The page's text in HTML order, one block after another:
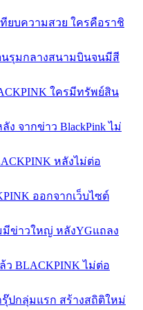
ทียบความสวย ใครคือราชิ
นรุมกลางสนามบินจนมีสี
ใครมีทรัพย์สิน
ง จากข่าว BlackPink ไม่
หลังไม่ต่อ
ออกจากเว็บไซต์
มีข่าวใหญ่ หลังYGแถลง
ล้ว BLACKPINK ไม่ต่อ
ปกลุ่มแรก สร้างสถิติใหม่